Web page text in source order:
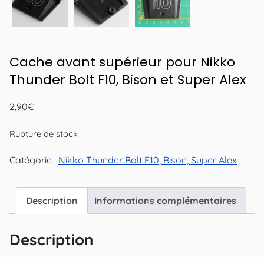
Cache avant supérieur pour Nikko
Thunder Bolt F10, Bison et Super Alex
2,90€
Rupture de stock
Catégorie : Nikko Thunder Bolt F10, Bison, Super Alex
Description Informations complémentaires
Description